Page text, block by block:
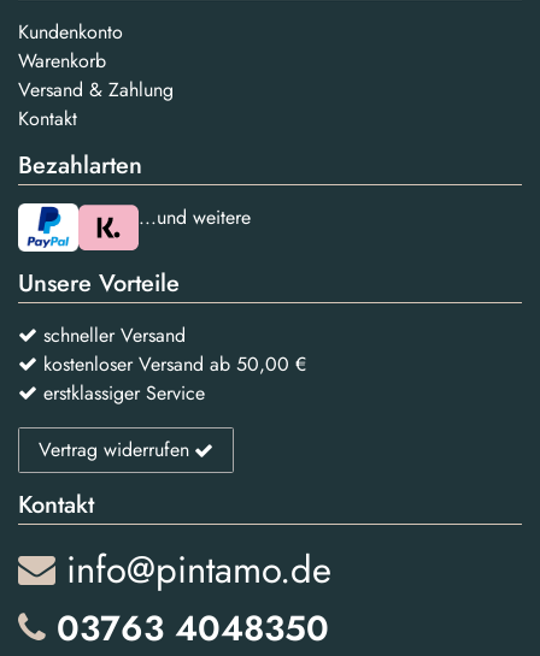
Kundenkonto
Warenkorb
Versand & Zahlung
Kontakt
Bezahlarten
...und weitere
Unsere Vorteile
schneller Versand
kostenloser Versand ab 50,00 €
erstklassiger Service
Vertrag widerrufen
Kontakt
info@pintamo.de
03763 4048350